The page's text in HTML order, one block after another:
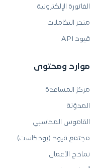
الفاتورة الإلكترونية
متجر التكاملات
قيود API
موارد ومحتوى
مركز المساعدة
المدوّنة
القاموس المحاسبي
مجتمع قيود (بودكاست)
نماذج الأعمال